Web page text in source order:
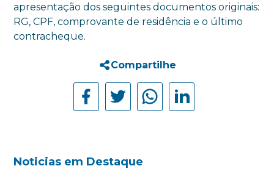
apresentação dos seguintes documentos originais:
RG, CPF, comprovante de residência e o último
contracheque.
Compartilhe
Noticias em Destaque